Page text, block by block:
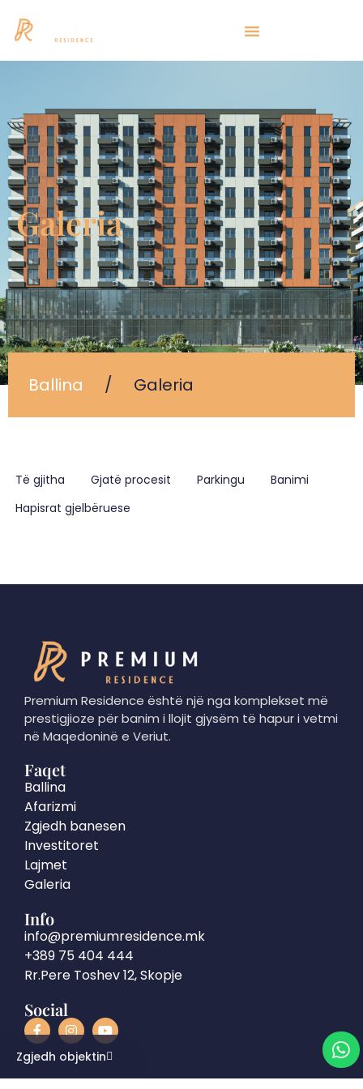
Galeria
Ballina / Galeria
Të gjitha Gjatë procesit Parkingu
Banimi
Hapisrat gjelbëruese
Zgjedh objektin
Premium Residence është një nga komplekset më
prestigjioze për banim i llojit gjysëm të hapur i vetmi
në Maqedoninë e Veriut.
Faqet
Ballina
Afarizmi
Zgjedh banesen
Investitoret
Lajmet
Galeria
Info
info@premiumresidence.mk
+389 75 404 444
Rr.Pere Toshev 12, Skopje
Social